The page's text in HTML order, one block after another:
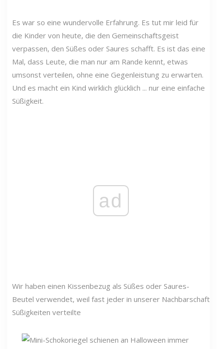
Es war so eine wundervolle Erfahrung. Es tut mir leid für
die Kinder von heute, die den Gemeinschaftsgeist
verpassen, den Süßes oder Saures schafft. Es ist das eine
Mal, dass Leute, die man nur am Rande kennt, etwas
umsonst verteilen, ohne eine Gegenleistung zu erwarten.
Und es macht ein Kind wirklich glücklich ... nur eine einfache
Süßigkeit.
ad
Wir haben einen Kissenbezug als Süßes oder Saures-
Beutel verwendet, weil fast jeder in unserer Nachbarschaft
Süßigkeiten verteilte